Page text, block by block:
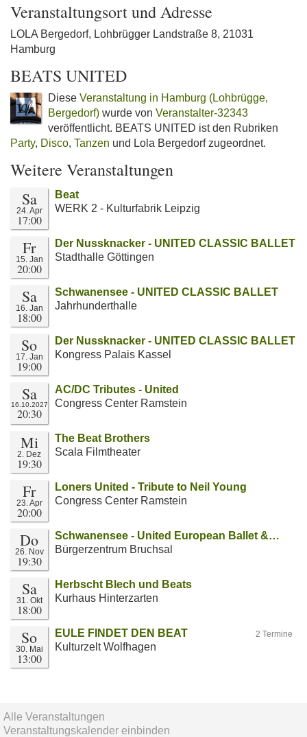
Veranstaltungsort und Adresse
LOLA Bergedorf, Lohbrügger Landstraße 8, 21031
Hamburg
BEATS UNITED
Diese Veranstaltung in Hamburg (Lohbrügge,
Bergedorf) wurde von Veranstalter-32343
veröffentlicht. BEATS UNITED ist den Rubriken
Party, Disco, Tanzen und Lola Bergedorf zugeordnet.
Weitere Veranstaltungen
Sa
24. Apr
17:00
Beat
WERK 2 - Kulturfabrik Leipzig
Fr
15. Jan
20:00
Der Nussknacker - UNITED CLASSIC BALLET
Stadthalle Göttingen
Sa
16. Jan
18:00
Schwanensee - UNITED CLASSIC BALLET
Jahrhunderthalle
So
17. Jan
19:00
Der Nussknacker - UNITED CLASSIC BALLET
Kongress Palais Kassel
Sa
16.10.2027
20:30
AC/DC Tributes - United
Congress Center Ramstein
Mi
2. Dez
19:30
The Beat Brothers
Scala Filmtheater
Fr
23. Apr
20:00
Loners United - Tribute to Neil Young
Congress Center Ramstein
Do
26. Nov
19:30
Schwanensee - United European Ballet &…
Bürgerzentrum Bruchsal
Sa
31. Okt
18:00
Herbscht Blech und Beats
Kurhaus Hinterzarten
So
30. Mai
13:00
2 Termine
EULE FINDET DEN BEAT
Kulturzelt Wolfhagen
Alle Veranstaltungen
Veranstaltungskalender einbinden